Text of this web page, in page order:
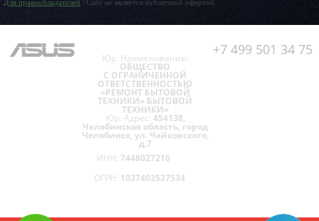
Для правообладателей | Сайт не является публичной офертой.
+7 499 501 34 75
Юр. Наименование:
ОБЩЕСТВО
С ОГРАНИЧЕННОЙ
ОТВЕТСТВЕННОСТЬЮ
«РЕМОНТ БЫТОВОЙ
ТЕХНИКИ» БЫТОВОЙ
ТЕХНИКИ»
Юр. Адрес: 454138,
Челябинская область, город
Челябинск, ул. Чайковского,
д.7
ИНН: 7448027216
ОГРН: 1037402537534